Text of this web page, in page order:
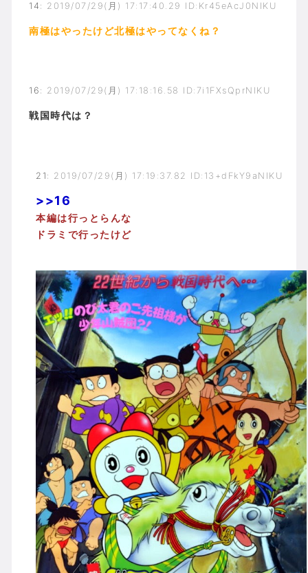
14 : 2019/07/29(月) 17:17:40.29 ID:Kr45eAcJ0NIKU
南極はやったけど北極はやってなくね？
16 : 2019/07/29(月) 17:18:16.58 ID:7i1FXsQprNIKU
戦国時代は？
21 : 2019/07/29(月) 17:19:37.82 ID:13+dFkY9aNIKU
>>16
本編は行っとらんな
ドラミで行ったけど